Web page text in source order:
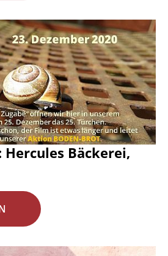
Hercules Bäckerei,